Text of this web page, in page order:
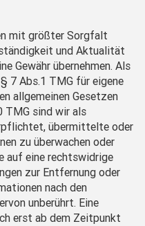
mit größter Sorgfalt
und Aktualität
Gewähr übernehmen. Als
7 Abs.1 TMG für eigene
allgemeinen Gesetzen
TMG sind wir als
übermittelte oder
zu überwachen oder
auf eine rechtswidrige
zur Entfernung oder
nach den
unberührt. Eine
erst ab dem Zeitpunkt